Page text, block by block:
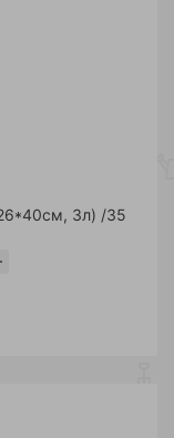
3л) /35